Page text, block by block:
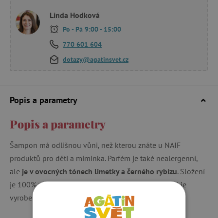
Linda Hodková
Po - Pá 9:00 - 15:00
770 601 604
dotazy@agatinsvet.cz
Popis a parametry
Popis a parametry
Šampon má odlišnou vůni, než kterou znáte u NAIF
produktů pro děti a miminka. Parfém je také nealergenní,
ale je v ovocných tónech limetky a černého rybízu. Složení
je 100% veganské. Dermatologicky testováno. Obal je
vyroben z bioplastu na bázi cukrové třtiny.